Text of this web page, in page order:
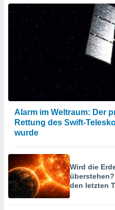
Alarm im Weltraum: Der
Rettung des Swift-
wurde
Wird die
den letzten